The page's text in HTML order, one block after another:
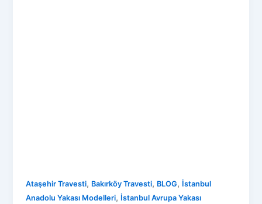
Ataşehir Travesti, Bakırköy Travesti, BLOG, İstanbul
Anadolu Yakası Modelleri, İstanbul Avrupa Yakası